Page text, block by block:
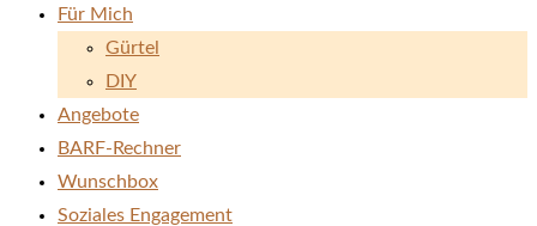
Für Mich
Gürtel
DIY
Angebote
BARF-Rechner
Wunschbox
Soziales Engagement